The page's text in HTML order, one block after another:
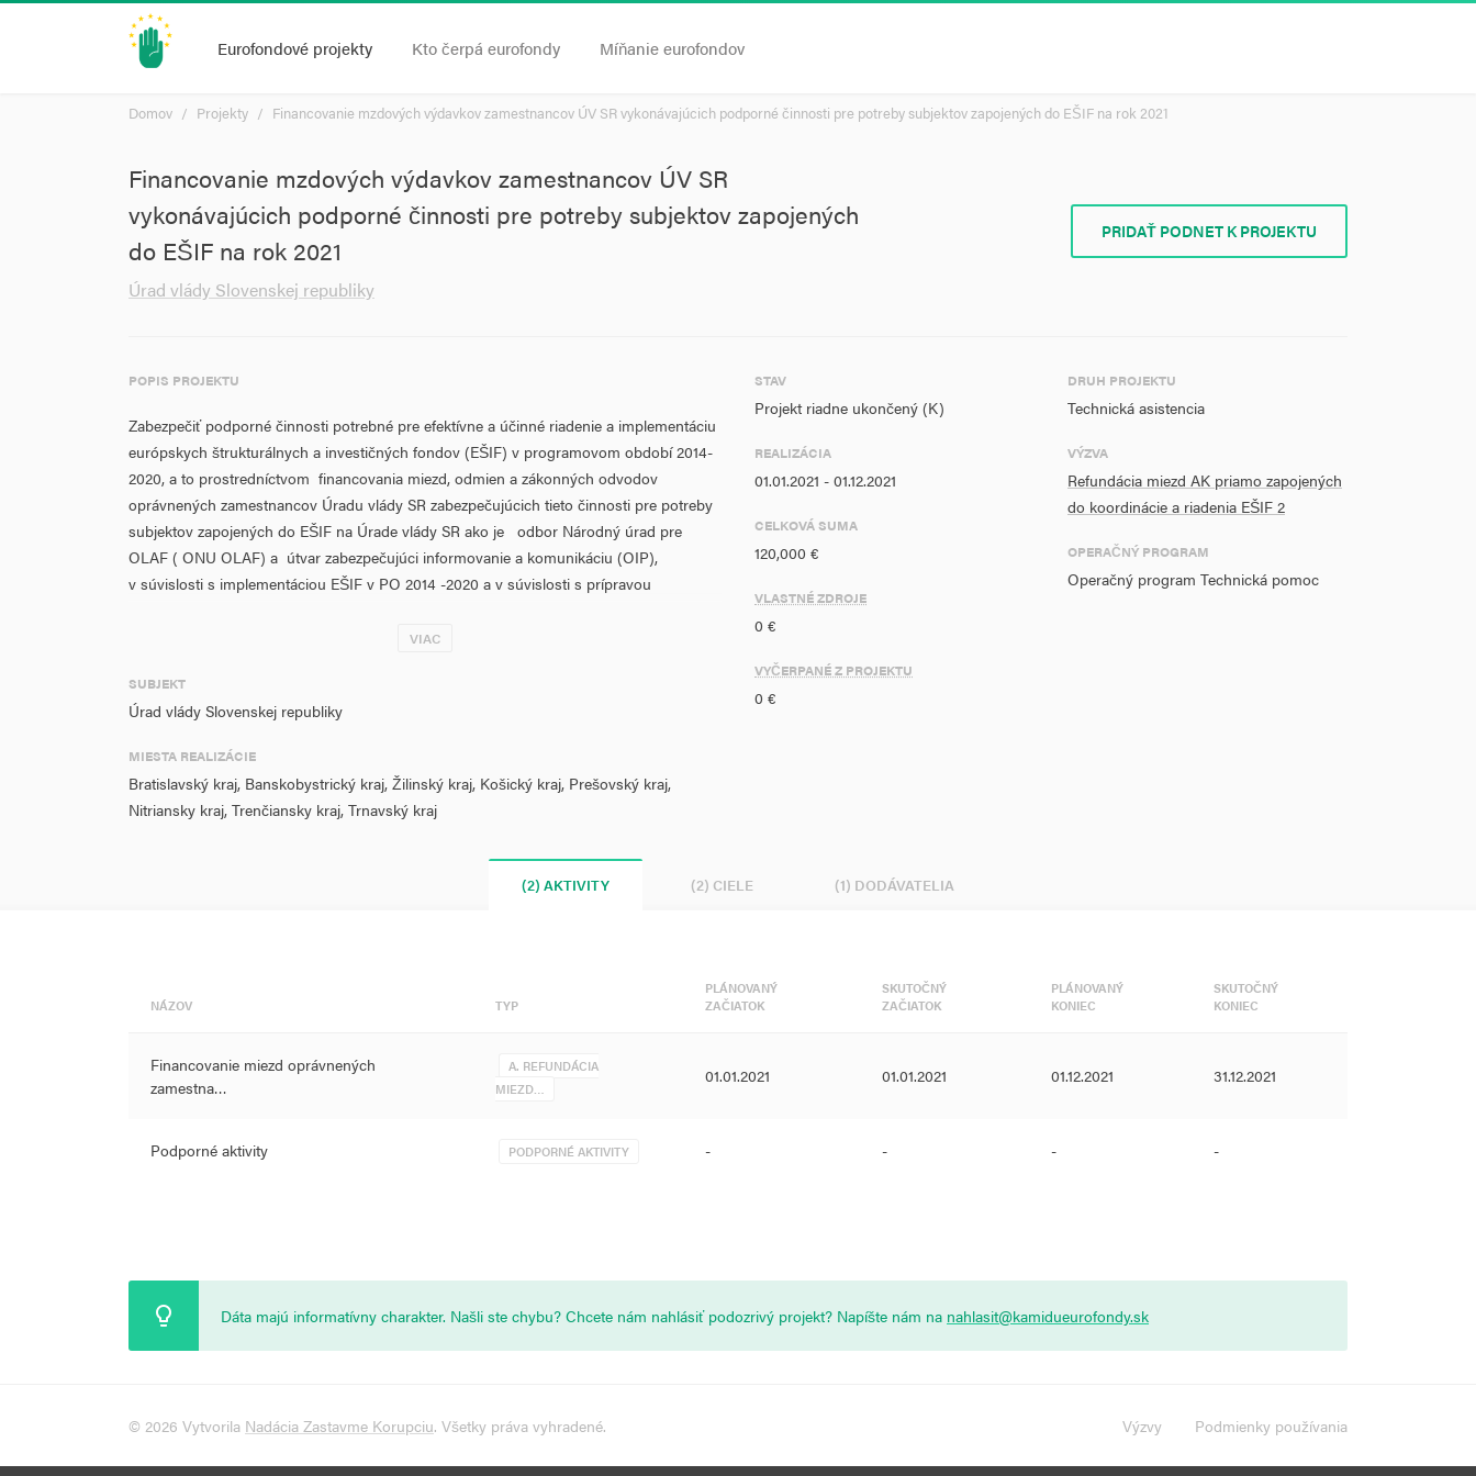
Eurofondové projekty Kto čerpá eurofondy Míňanie eurofondov
Domov Projekty Financovanie mzdových výdavkov zamestnancov ÚV SR vykonávajúcich podporné činnosti pre potreby subjektov zapojených do EŠIF na rok 2021
Financovanie mzdových výdavkov zamestnancov ÚV SR
vykonávajúcich podporné činnosti pre potreby subjektov zapojených
do EŠIF na rok 2021
Úrad vlády Slovenskej republiky
PRIDAŤ PODNET K PROJEKTU
POPIS PROJEKTU
Zabezpečiť podporné činnosti potrebné pre efektívne a účinné riadenie a implementáciu
európskych štrukturálnych a investičných fondov (EŠIF) v programovom období 2014-
2020, a to prostredníctvom financovania miezd, odmien a zákonných odvodov
oprávnených zamestnancov Úradu vlády SR zabezpečujúcich tieto činnosti pre potreby
subjektov zapojených do EŠIF na Úrade vlády SR ako je odbor Národný úrad pre
OLAF ( ONU OLAF) a útvar zabezpečujúci informovanie a komunikáciu (OIP),
v súvislosti s implementáciou EŠIF v PO 2014 -2020 a v súvislosti s prípravou
názvom " Financovanie mzdových výdavkov zamestnancov ÚV SR vykonávajúcich
vecná realizácia bola ukončená v decembri 2020. Počet zamestnancov, ktorí vykonávajú
na ÚVSR podporné aktivity je spolu 14.
Merateľný ukazovateľ P0740 je v rámci projektu stanovený na hodnotu 2,50
v nadväznosti na reálny prepočet % oprávnenosti oprávnených AK na podporné
aktivity v rámci predchádzajúceho projektu na financovanie podporných činností pre
VIAC
SUBJEKT
Úrad vlády Slovenskej republiky
MIESTA REALIZÁCIE
Bratislavský kraj, Banskobystrický kraj, Žilinský kraj, Košický kraj, Prešovský kraj,
Nitriansky kraj, Trenčiansky kraj, Trnavský kraj
STAV
Projekt riadne ukončený (K)
REALIZÁCIA
01.01.2021 - 01.12.2021
CELKOVÁ SUMA
120,000 €
VLASTNÉ ZDROJE
0 €
VYČERPANÉ Z PROJEKTU
0 €
DRUH PROJEKTU
Technická asistencia
VÝZVA
Refundácia miezd AK priamo zapojených
do koordinácie a riadenia EŠIF 2
OPERAČNÝ PROGRAM
Operačný program Technická pomoc
(2) AKTIVITY (2) CIELE (1) DODÁVATELIA
NÁZOV TYP
PLÁNOVANÝ
ZAČIATOK
SKUTOČNÝ
ZAČIATOK
PLÁNOVANÝ
KONIEC
SKUTOČNÝ
KONIEC
Financovanie miezd oprávnených
zamestna…
A. REFUNDÁCIA
MIEZD…
01.01.2021 01.01.2021 01.12.2021 31.12.2021
Podporné aktivity PODPORNÉ AKTIVITY - - - -
Dáta majú informatívny charakter. Našli ste chybu? Chcete nám nahlásiť podozrivý projekt? Napíšte nám na nahlasit@kamidueurofondy.sk
© 2026 Vytvorila Nadácia Zastavme Korupciu. Všetky práva vyhradené. Výzvy Podmienky používania